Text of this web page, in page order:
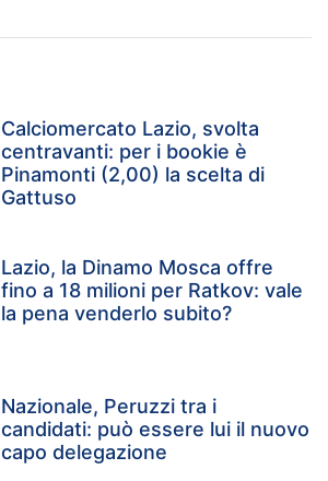
Calciomercato Lazio, svolta
centravanti: per i bookie è
Pinamonti (2,00) la scelta di
Gattuso
Lazio, la Dinamo Mosca offre
fino a 18 milioni per Ratkov: vale
la pena venderlo subito?
Nazionale, Peruzzi tra i
candidati: può essere lui il nuovo
capo delegazione